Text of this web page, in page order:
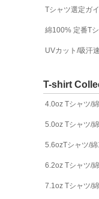
Tシャツ選定ガ
綿100% 定番T
UVカット/吸汗
T-shirt
4.0oz Tシャツ/
5.0oz Tシャツ/
5.6ozTシャツ/綿
6.2oz Tシャツ/
7.1oz Tシャツ/